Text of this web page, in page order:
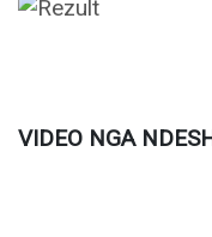
VIDEO NGA